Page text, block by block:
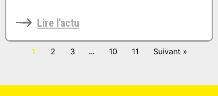
Lire l'actu
1 2 3 … 10 11 Suivant »